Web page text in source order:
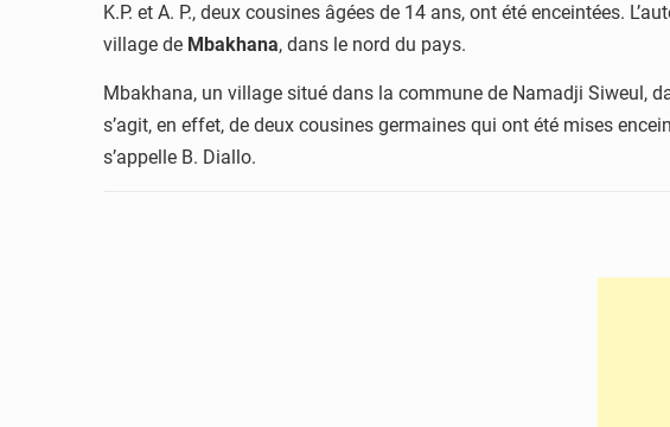
K.P. et A. P., deux cousines âgées de 14 ans, ont été enceintées.
village de Mbakhana, dans le nord du pays.
Mbakhana, un village situé dans la commune de Namadji Siweul,
s’agit, en effet, de deux cousines germaines qui ont été mises
s’appelle B. Diallo.